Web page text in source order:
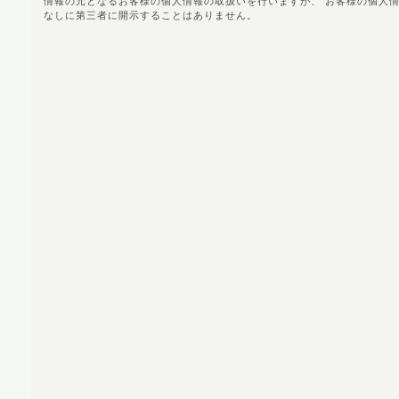
なしに第三者に開示することはありません。